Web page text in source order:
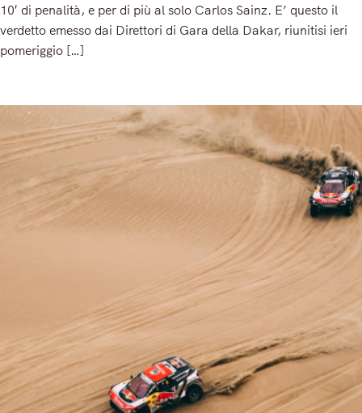
10′ di penalità, e per di più al solo Carlos Sainz. E’ questo il
verdetto emesso dai Direttori di Gara della Dakar, riunitisi ieri
pomeriggio […]